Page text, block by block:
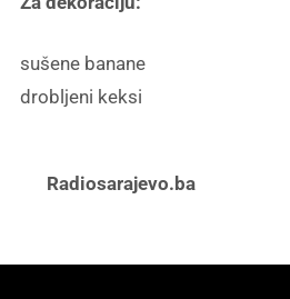
sušene banane
drobljeni keksi
Radiosarajevo.ba